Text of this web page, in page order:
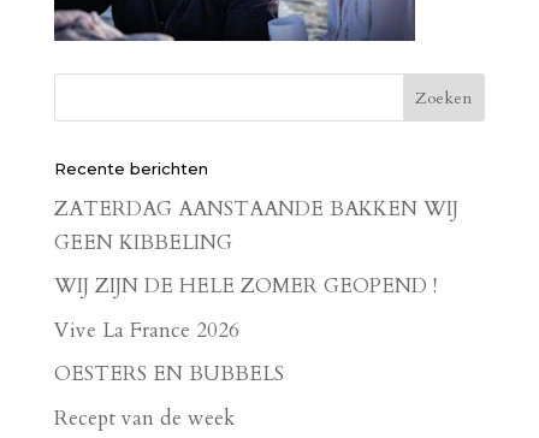
Recente berichten
ZATERDAG AANSTAANDE BAKKEN WIJ
GEEN KIBBELING
WIJ ZIJN DE HELE ZOMER GEOPEND !
Vive La France 2026
OESTERS EN BUBBELS
Recept van de week